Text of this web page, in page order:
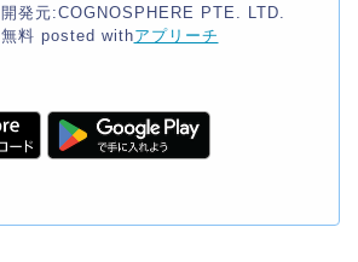
開発元:COGNOSPHERE PTE. LTD.
無料 posted withアプリーチ